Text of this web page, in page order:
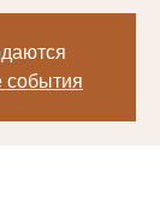
события